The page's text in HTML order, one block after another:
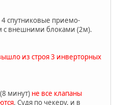
спутниковые приемо-
с внешними блоками (2м).
из строя 3 инверторных
минут) не все клапаны
. Cудя по чекеру, и в